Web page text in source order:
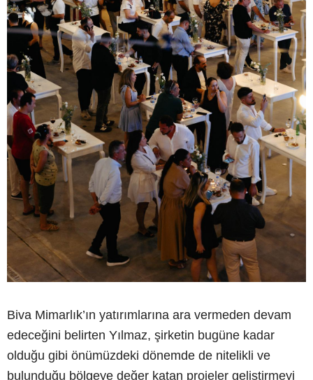
Biva Mimarlık’ın yatırımlarına ara vermeden devam
edeceğini belirten Yılmaz, şirketin bugüne kadar
olduğu gibi önümüzdeki dönemde de nitelikli ve
bulunduğu bölgeye değer katan projeler geliştirmeyi